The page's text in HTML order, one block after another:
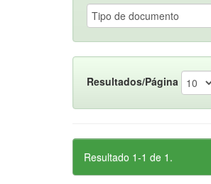
Resultados/Página
Resultado 1-1 de 1.